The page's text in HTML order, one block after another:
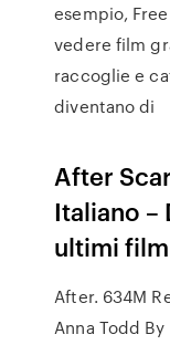
esempio,
vedere film
raccoglie e
diventano di
After
Italiano –
ultimi
After. 634M
Anna Todd